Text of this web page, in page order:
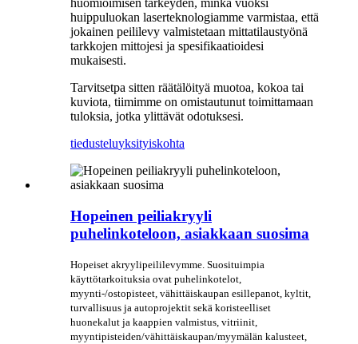
huippuluokan laserteknologiamme varmistaa, että
jokainen peililevy valmistetaan mittatilaustyönä
tarkkojen mittojesi ja spesifikaatioidesi
mukaisesti.
Tarvitsetpa sitten räätälöityä muotoa, kokoa tai
kuviota, tiimimme on omistautunut toimittamaan
tuloksia, jotka ylittävät odotuksesi.
tiedusteluyksityiskohta
Hopeinen peiliakryyli
puhelinkoteloon, asiakkaan suosima
Hopeiset akryylipeililevymme. Suosituimpia
käyttötarkoituksia ovat puhelinkotelot,
myynti-/ostopisteet, vähittäiskaupan esillepanot, kyltit,
turvallisuus ja autoprojektit sekä koristeelliset
huonekalut ja kaappien valmistus, vitriinit,
myyntipisteiden/vähittäiskaupan/myymälän kalusteet,